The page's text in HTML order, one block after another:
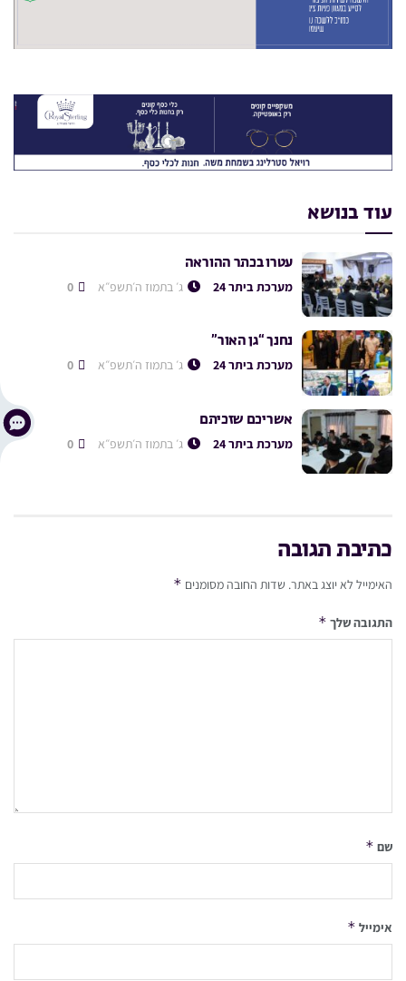
עוד בנושא
עטרו בכתר ההוראה
מערכת ביתר 24 ג׳ בתמוז ה׳תשפ״א
נחנך “גן האור”
מערכת ביתר 24 ג׳ בתמוז ה׳תשפ״א
אשריכם שזכיתם
מערכת ביתר 24 ג׳ בתמוז ה׳תשפ״א
כתיבת תגובה
האימייל לא יוצג באתר. שדות החובה מסומנים *
התגובה שלך *
שם *
אימייל *